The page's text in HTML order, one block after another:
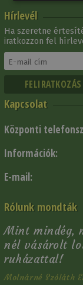
Hírlevél
Ha szeretne
iratkozzon fel
Kapcsolat
Központi
Információk:
E-mail:
Rólunk mondták
Mint mindég,
nél vásárolt
ruházattal!
Molnárné Szóláth